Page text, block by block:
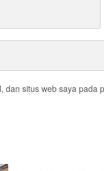
dan situs web saya pada